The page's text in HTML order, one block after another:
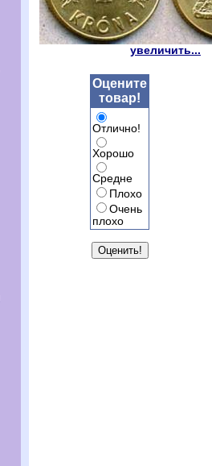
увеличить...
Оцените
товар!
Отлично!
Хорошо
Средне
Плохо
Очень
плохо